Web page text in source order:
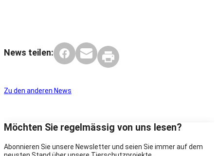
News teilen:
Zu den anderen News
Möchten Sie regelmässig von uns lesen?
Abonnieren Sie unsere Newsletter und seien Sie immer auf dem